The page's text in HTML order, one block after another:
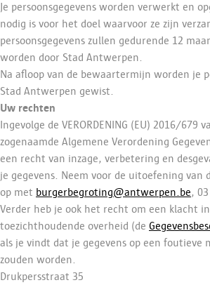
Je persoonsgegevens worden verwerkt en
nodig is voor het doel waarvoor ze zijn
persoonsgegevens zullen gedurende 12
worden door Stad Antwerpen.
Na afloop van de bewaartermijn worden je
Stad Antwerpen gewist.
Uw rechten
Ingevolge de VERORDENING (EU) 2016/679
zogenaamde Algemene Verordening
een recht van inzage, verbetering en
je gegevens. Neem voor de uitoefening van
op met burgerbegroting@antwerpen.be,
Verder heb je ook het recht om een klacht
toezichthoudende overheid (de
als je vindt dat je gegevens op een foutieve
zouden worden.
Drukpersstraat 35